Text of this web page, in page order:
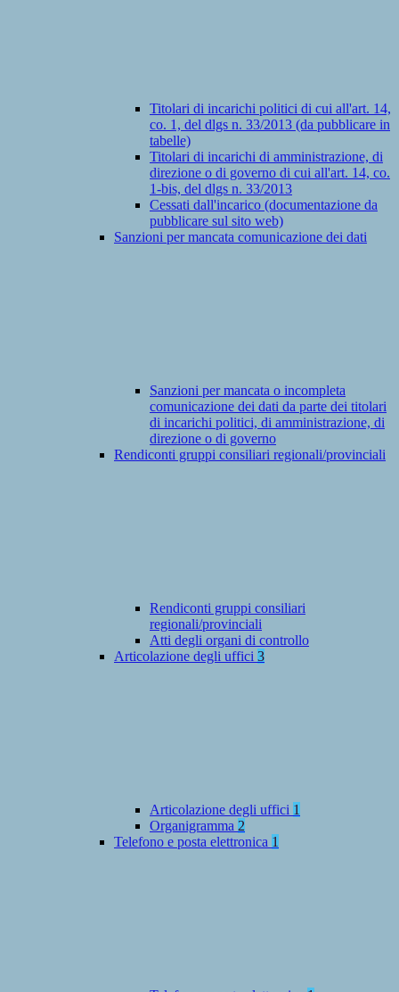
Titolari di incarichi politici di cui all'art. 14,
co. 1, del dlgs n. 33/2013 (da pubblicare in
tabelle)
Titolari di incarichi di amministrazione, di
direzione o di governo di cui all'art. 14, co.
1-bis, del dlgs n. 33/2013
Cessati dall'incarico (documentazione da
pubblicare sul sito web)
Sanzioni per mancata comunicazione dei dati
Sanzioni per mancata o incompleta
comunicazione dei dati da parte dei titolari
di incarichi politici, di amministrazione, di
direzione o di governo
Rendiconti gruppi consiliari regionali/provinciali
Rendiconti gruppi consiliari
regionali/provinciali
Atti degli organi di controllo
Articolazione degli uffici 3
Articolazione degli uffici 1
Organigramma 2
Telefono e posta elettronica 1